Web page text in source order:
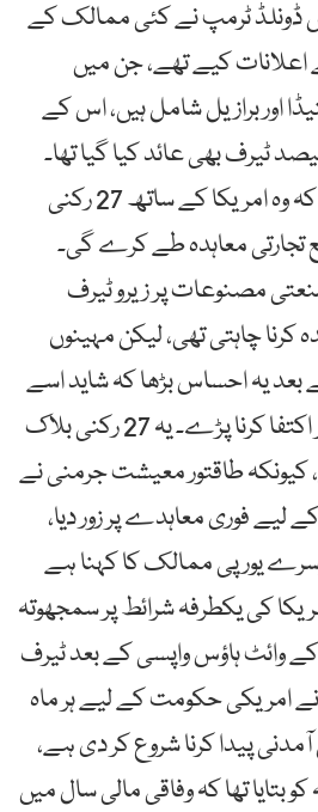
ڈونلڈ ٹرمپ نے کئی ممالک کے
اعلانات کیے تھے، جن میں
اور برازیل شامل ہیں، اس کے
ساتھ تانبا پر 50 فیصد ٹیرف بھی عائد کیا گیا تھا۔
یورپی یونین کو امید تھی کہ وہ امریکا کے ساتھ 27 رکنی
معاہدہ طے کرے گی۔
مصنوعات پر زیرو ٹیرف
چاہتی تھی، لیکن مہینوں
یہ احساس بڑھا کہ شاید اسے
ایک عبوری معاہدے پر اکتفا کرنا پڑے۔ یہ 27 رکنی بلاک
کیونکہ طاقتور معیشت جرمنی نے
فوری معاہدے پر زور دیا،
یورپی ممالک کا کہنا ہے
کی یکطرفہ شرائط پر سمجھوتہ
کے وائٹ ہاؤس واپسی کے بعد ٹیرف
امریکی حکومت کے لیے ہر ماہ
پیدا کرنا شروع کر دی ہے،
بتایا تھا کہ وفاقی مالی سال میں